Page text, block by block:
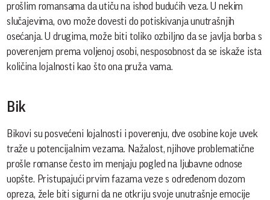
prošlim romansama da utiču na ishod budućih veza. U nekim
slučajevima, ovo može dovesti do potiskivanja unutrašnjih
osećanja. U drugima, može biti toliko ozbiljno da se javlja borba s
poverenjem prema voljenoj osobi, nesposobnost da se iskaže ista
količina lojalnosti kao što ona pruža vama.
Bik
Bikovi su posvećeni lojalnosti i poverenju, dve osobine koje uvek
traže u potencijalnim vezama. Nažalost, njihove problematične
prošle romanse često im menjaju pogled na ljubavne odnose
uopšte. Pristupajući prvim fazama veze s određenom dozom
opreza, žele biti sigurni da ne otkriju svoje unutrašnje emocije